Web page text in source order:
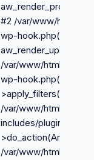
#2 /var/www/html/
wp-hook.php(341):
/var/www/html/wp-
wp-hook.php(365):
>apply_filters(NULL,
/var/www/html/wp-
includes/
>do_action(Array) #5
/var/www/html/wp-